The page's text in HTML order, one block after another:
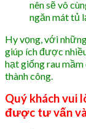
nên sẽ vô
ngăn mát tủ
Hy vọng, với
giúp ích được
hạt giống rau
thành công.
Quý khách vui
được tư vấn và